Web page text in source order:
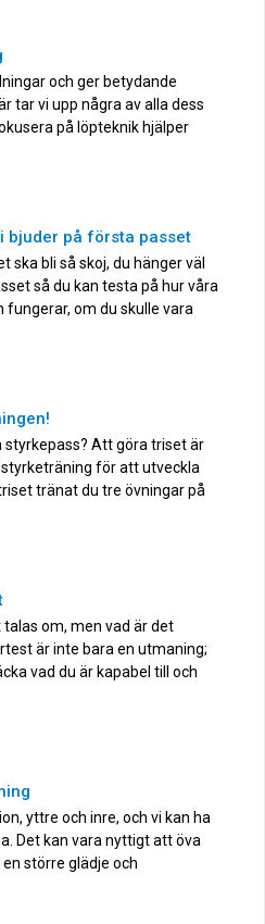
och ger betydande
tar vi upp några av alla dess
på löpteknik hjälper
bjuder på första passet
ska bli så skoj, du hänger väl
så du kan testa på hur våra
fungerar, om du skulle vara
styrkepass? Att göra triset är
för att utveckla
tränat du tre övningar på
om, men vad är det
är inte bara en utmaning;
vad du är kapabel till och
yttre och inre, och vi kan ha
Det kan vara nyttigt att öva
större glädje och